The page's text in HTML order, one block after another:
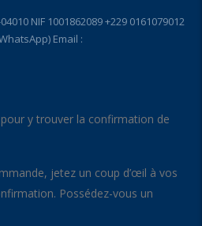
NIF 1001862089 +229 0161079012
Email :
y trouver la confirmation de
jetez un coup d’œil à vos
Possédez-vous un